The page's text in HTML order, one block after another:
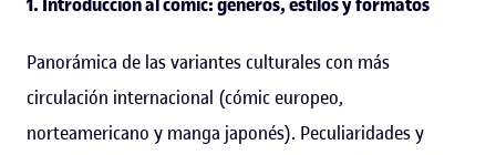
Panorámica de las variantes culturales con más
circulación internacional (cómic europeo,
norteamericano y manga japonés). Peculiaridades y